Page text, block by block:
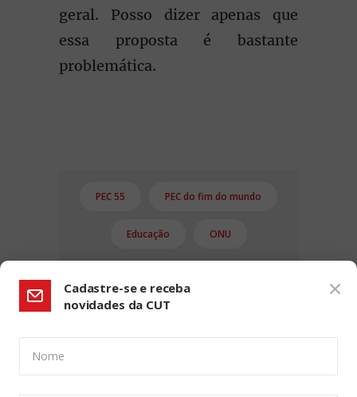
geral. Posso dizer apenas que
essa proposta é bastante
problemática.
PEC 55 PEC do fim do mundo
Educação ONU
Cadastre-se e receba
novidades da CUT
Nome